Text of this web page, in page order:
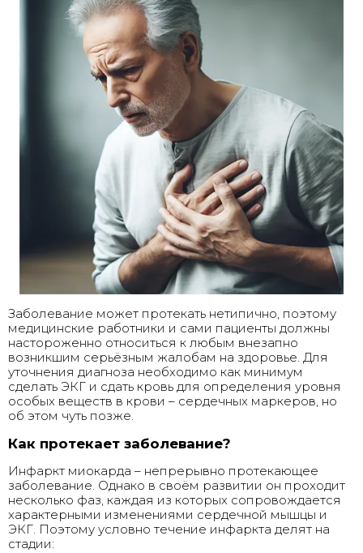
Заболевание может протекать нетипично, поэтому
медицинские работники и сами пациенты должны
настороженно относиться к любым внезапно
возникшим серьёзным жалобам на здоровье. Для
уточнения диагноза необходимо как минимум
сделать ЭКГ и сдать кровь для определения уровня
особых веществ в крови – сердечных маркеров, но
об этом чуть позже.
Как протекает заболевание?
Инфаркт миокарда – непрерывно протекающее
заболевание. Однако в своём развитии он проходит
несколько фаз, каждая из которых сопровождается
характерными изменениями сердечной мышцы и
ЭКГ. Поэтому условно течение инфаркта делят на
стадии: